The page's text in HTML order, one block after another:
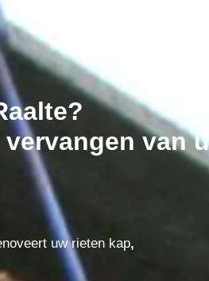
van
uw rieten kap,